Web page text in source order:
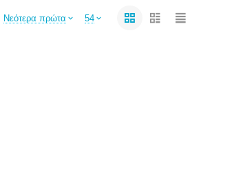
Νεότερα πρώτα 54